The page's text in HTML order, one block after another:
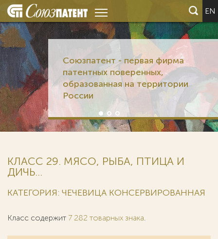
EN
Союзпатент - первая фирма
патентных поверенных,
образованная на территории
России
КЛАСС 29. МЯСО, РЫБА, ПТИЦА И
ДИЧЬ...
КАТЕГОРИЯ: ЧЕЧЕВИЦА КОНСЕРВИРОВАННАЯ
Класс содержит 7 282 товарных знака.